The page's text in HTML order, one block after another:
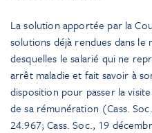
La solution apportée par la
solutions déjà rendues dans le
desquelles le salarié qui ne
arrêt maladie et fait savoir à
disposition pour passer la
de sa rémunération (Cass.
24.967; Cass. Soc., 19